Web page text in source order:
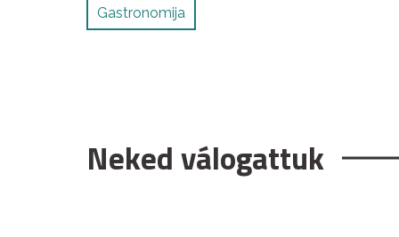
Gastronomija
Neked válogattuk